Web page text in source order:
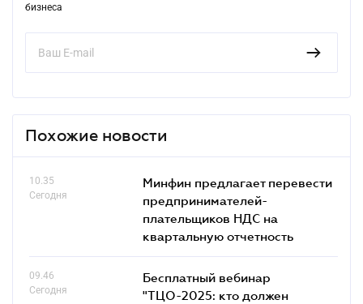
бизнеса
Похожие новости
10.35
Сегодня
Минфин предлагает перевести
предпринимателей-
плательщиков НДС на
квартальную отчетность
09.46
Сегодня
Бесплатный вебинар
"ТЦО-2025: кто должен